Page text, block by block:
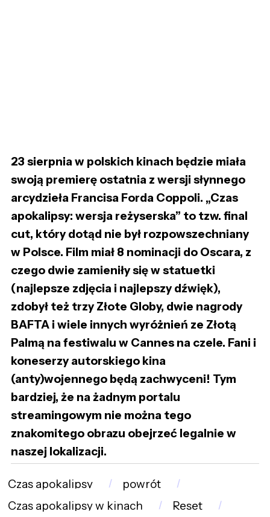
23 sierpnia w polskich kinach będzie miała
swoją premierę ostatnia z wersji słynnego
arcydzieła Francisa Forda Coppoli. „Czas
apokalipsy: wersja reżyserska” to tzw. final
cut, który dotąd nie był rozpowszechniany
w Polsce. Film miał 8 nominacji do Oscara, z
czego dwie zamieniły się w statuetki
(najlepsze zdjęcia i najlepszy dźwięk),
zdobył też trzy Złote Globy, dwie nagrody
BAFTA i wiele innych wyróżnień ze Złotą
Palmą na festiwalu w Cannes na czele. Fani i
koneserzy autorskiego kina
(anty)wojennego będą zachwyceni! Tym
bardziej, że na żadnym portalu
streamingowym nie można tego
znakomitego obrazu obejrzeć legalnie w
naszej lokalizacji.
Czas apokalipsy
powrót
Czas apokalipsy w kinach
Reset